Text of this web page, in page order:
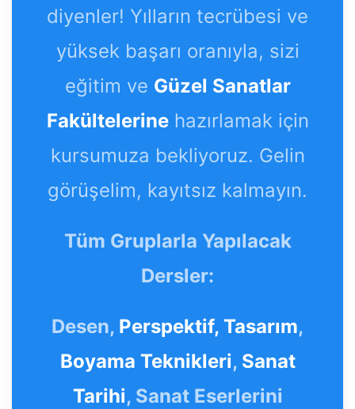
diyenler! Yılların tecrübesi ve
yüksek başarı oranıyla, sizi
eğitim ve Güzel Sanatlar
Fakültelerinehazırlamak için
kursumuza bekliyoruz. Gelin
görüşelim, kayıtsız kalmayın.
Tüm Gruplarla Yapılacak
Dersler:
Desen, Perspektif, Tasarım,
Boyama Teknikleri, Sanat
Tarihi, Sanat Eserlerini